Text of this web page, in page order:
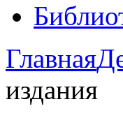
Главная
издания